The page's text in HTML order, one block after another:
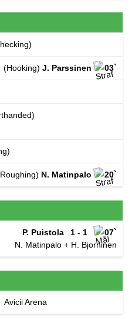
(Hooking) J. Parssinen 03`
N. Matinpalo 20`
P. Puistola 1 - 1
07`
N. Matinpalo + H. Bjorninen
Avicii Arena